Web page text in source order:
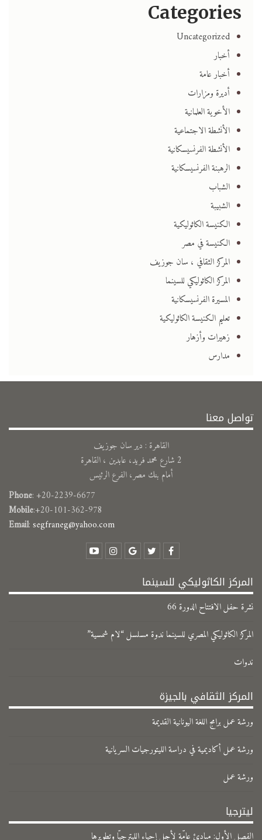
Categories
Uncategorized
أخبار
أخبار عامة
أديرة ومزارات
الأخوية العلمانية
الأنشطة الاجتماعية
الأنشطة الفرنسيسكانية
الرهبنة الفرنسيسكانية
الشباب
الشبيبة
الكنيسة الكاثوليكية
الكنيسة في مصر
المركز الثقافي ، سان جوزيف
المركز الكاثوليكي للسينما
المسيرة الفرنسيسكانية
تعليم الكنيسة الكاثوليكية
زهيرات وأزهار
مدارس
تواصل معنا
القاهرة : دير سان جوزيف
2 شارع محمد فريد، عابدين ، القاهرة
أمام بنك مصر، الفرع الرئيس
Phone: +20-2239-6677
Mobile:+20-101-362-978
Email:segfraneg@yahoo.com
المركز الكاثوليكي للسينما
نشرة حفل الافتتاح الدورة 66
المركز الكاثوليكي المصري للسينما ندوة مسلسل “لام شمسية”
ندوات
المركز الثقافي بالجيزة
ورشة عمل برامج اللغة اليونانية القديمة
ورشة عمل أكاديمية في دراسة الليتورجيات السريانية
ورشة عمل
ليترجيا